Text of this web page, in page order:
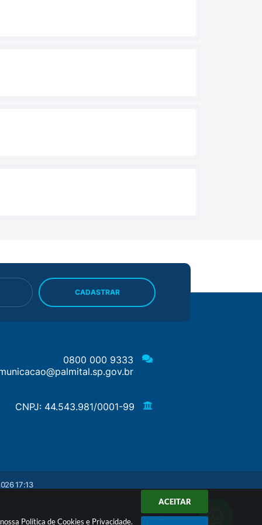
Política de Cookies e Privacidade.
ACEITAR
CADASTRAR
0800 000 9333
CNPJ: 44.543.981/0001-99
17:13